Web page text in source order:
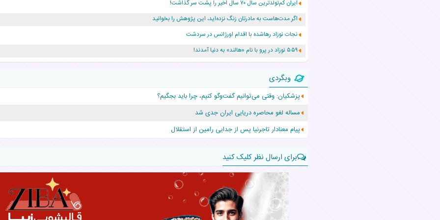
ایران کم‌تولدترین سال ۷۰ سال اخیر را پشت سر گذاشت!
اگر مدت‌هاست به مادرتان زنگ نزده‌اید، این پژوهش را بخوانید
نجات نوزاد رهاشده با اقدام اورژانس در سردشت
۵۵۹ نوزاد در پرو با نام «هالند» به دنیا آمدند!
زن ۲۴ ساله پس از درمان سرطان رحم، مادر شد
افزایش قد این دختر، چند میلیون دلار برای پدرش خرج داشته
حرکت غیرقانونی یک پرستار، جان دوقلوها را نجات داد!
عجیب‌ترین تولد در ۵/۵/۵ امسال که همه را شوکه کرد!
وبگردی
پزشکیان: وقتی می‌توانیم گفت‌وگو کنیم، چرا باید بجگیم؟
مساله لغو محاصره دریایی ایران جدی شد
پیام معنادار تاجرنیا پس از جدایی رامین از استقلال
برای ارسال نظر کلیک کنید